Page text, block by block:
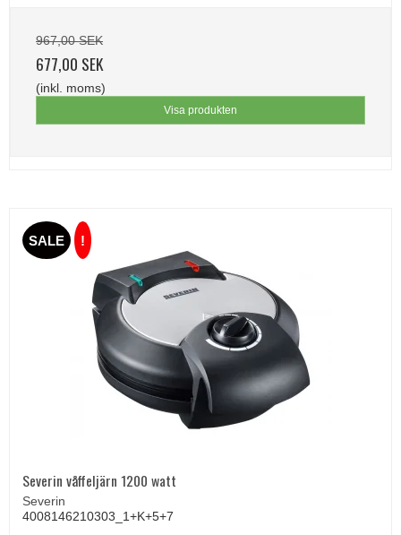
967,00 SEK
677,00 SEK
(inkl. moms)
Visa produkten
SALE !
Severin våffeljärn 1200 watt
Severin
4008146210303_1+K+5+7